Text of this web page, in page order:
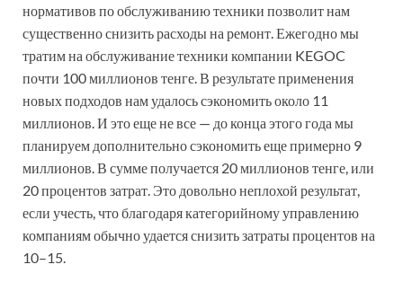
нормативов по обслуживанию техники позволит нам
существенно снизить расходы на ремонт. Ежегодно мы
тратим на обслуживание техники компании KEGOC
почти 100 миллионов тенге. В результате применения
новых подходов нам удалось сэкономить около 11
миллионов. И это еще не все — до конца этого года мы
планируем дополнительно сэкономить еще примерно 9
миллионов. В сумме получается 20 миллионов тенге, или
20 процентов затрат. Это довольно неплохой результат,
если учесть, что благодаря категорийному управлению
компаниям обычно удается снизить затраты процентов на
10–15.